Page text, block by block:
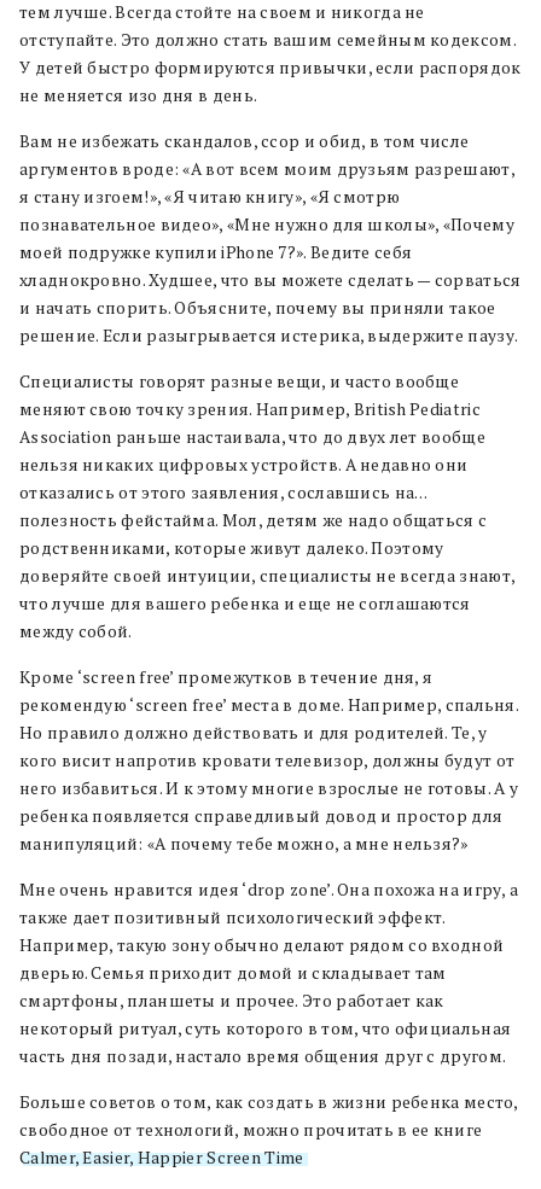
тем лучше. Всегда стойте на своем и никогда не
отступайте. Это должно стать вашим семейным кодексом.
У детей быстро формируются привычки, если распорядок
не меняется изо дня в день.
Вам не избежать скандалов, ссор и обид, в том числе
аргументов вроде: «А вот всем моим друзьям разрешают,
я стану изгоем!», «Я читаю книгу», «Я смотрю
познавательное видео», «Мне нужно для школы», «Почему
моей подружке купили iPhone 7?». Ведите себя
хладнокровно. Худшее, что вы можете сделать — сорваться
и начать спорить. Объясните, почему вы приняли такое
решение. Если разыгрывается истерика, выдержите паузу.
Специалисты говорят разные вещи, и часто вообще
меняют свою точку зрения. Например, British Pediatric
Association раньше настаивала, что до двух лет вообще
нельзя никаких цифровых устройств. А недавно они
отказались от этого заявления, сославшись на…
полезность фейстайма. Мол, детям же надо общаться с
родственниками, которые живут далеко. Поэтому
доверяйте своей интуиции, специалисты не всегда знают,
что лучше для вашего ребенка и еще не соглашаются
между собой.
Кроме ‘screen free’ промежутков в течение дня, я
рекомендую ‘screen free’ места в доме. Например, спальня.
Но правило должно действовать и для родителей. Те, у
кого висит напротив кровати телевизор, должны будут от
него избавиться. И к этому многие взрослые не готовы. А у
ребенка появляется справедливый довод и простор для
манипуляций: «А почему тебе можно, а мне нельзя?»
Мне очень нравится идея ‘drop zone’. Она похожа на игру, а
также дает позитивный психологический эффект.
Например, такую зону обычно делают рядом со входной
дверью. Семья приходит домой и складывает там
смартфоны, планшеты и прочее. Это работает как
некоторый ритуал, суть которого в том, что официальная
часть дня позади, настало время общения друг с другом.
Больше советов о том, как создать в жизни ребенка место,
свободное от технологий, можно прочитать в ее книге
Calmer, Easier, Happier Screen Time.